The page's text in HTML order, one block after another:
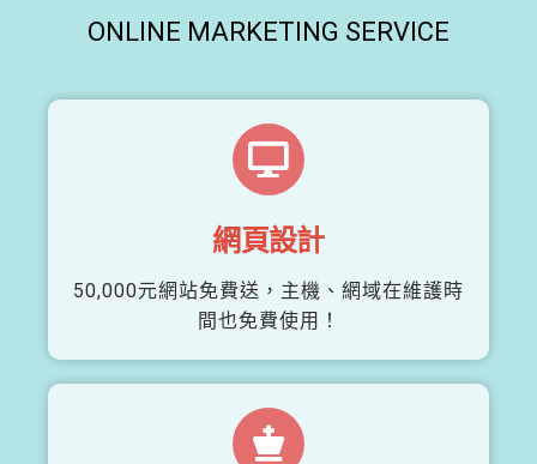
ONLINE MARKETING SERVICE
網頁設計
50,000元網站免費送，主機、網域在維護時
間也免費使用！